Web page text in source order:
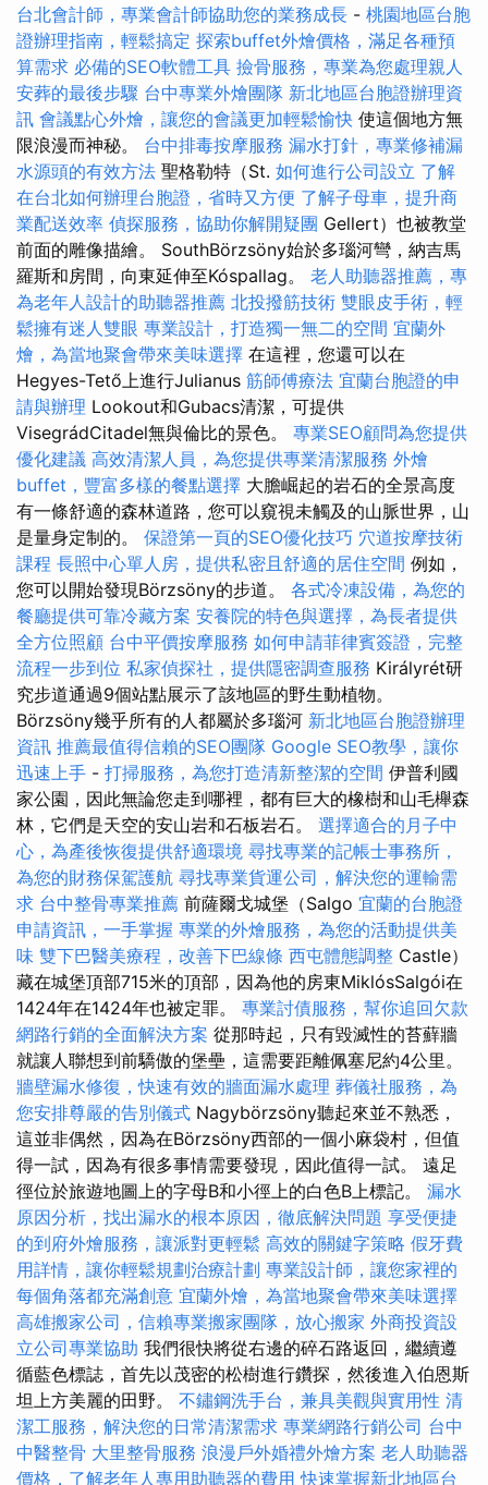
台北會計師，專業會計師協助您的業務成長 - 桃園地區台胞
證辦理指南，輕鬆搞定 探索buffet外燴價格，滿足各種預
算需求 必備的SEO軟體工具 撿骨服務，專業為您處理親人
安葬的最後步驟 台中專業外燴團隊 新北地區台胞證辦理資
訊 會議點心外燴，讓您的會議更加輕鬆愉快 使這個地方無
限浪漫而神秘。 台中排毒按摩服務 漏水打針，專業修補漏
水源頭的有效方法 聖格勒特（St. 如何進行公司設立 了解
在台北如何辦理台胞證，省時又方便 了解子母車，提升商
業配送效率 偵探服務，協助你解開疑團 Gellert）也被教堂
前面的雕像描繪。 SouthBörzsöny始於多瑙河彎，納吉馬
羅斯和房間，向東延伸至Kóspallag。 老人助聽器推薦，專
為老年人設計的助聽器推薦 北投撥筋技術 雙眼皮手術，輕
鬆擁有迷人雙眼 專業設計，打造獨一無二的空間 宜蘭外
燴，為當地聚會帶來美味選擇 在這裡，您還可以在
Hegyes-Tető上進行Julianus 筋師傅療法 宜蘭台胞證的申
請與辦理 Lookout和Gubacs清潔，可提供
VisegrádCitadel無與倫比的景色。 專業SEO顧問為您提供
優化建議 高效清潔人員，為您提供專業清潔服務 外燴
buffet，豐富多樣的餐點選擇 大膽崛起的岩石的全景高度
有一條舒適的森林道路，您可以窺視未觸及的山脈世界，山
是量身定制的。 保證第一頁的SEO優化技巧 穴道按摩技術
課程 長照中心單人房，提供私密且舒適的居住空間 例如，
您可以開始發現Börzsöny的步道。 各式冷凍設備，為您的
餐廳提供可靠冷藏方案 安養院的特色與選擇，為長者提供
全方位照顧 台中平價按摩服務 如何申請菲律賓簽證，完整
流程一步到位 私家偵探社，提供隱密調查服務 Királyrét研
究步道通過9個站點展示了該地區的野生動植物。
Börzsöny幾乎所有的人都屬於多瑙河 新北地區台胞證辦理
資訊 推薦最值得信賴的SEO團隊 Google SEO教學，讓你
迅速上手 - 打掃服務，為您打造清新整潔的空間 伊普利國
家公園，因此無論您走到哪裡，都有巨大的橡樹和山毛櫸森
林，它們是天空的安山岩和石板岩石。 選擇適合的月子中
心，為產後恢復提供舒適環境 尋找專業的記帳士事務所，
為您的財務保駕護航 尋找專業貨運公司，解決您的運輸需
求 台中整骨專業推薦 前薩爾戈城堡（Salgo 宜蘭的台胞證
申請資訊，一手掌握 專業的外燴服務，為您的活動提供美
味 雙下巴醫美療程，改善下巴線條 西屯體態調整 Castle）
藏在城堡頂部715米的頂部，因為他的房東MiklósSalgói在
1424年在1424年也被定罪。 專業討債服務，幫你追回欠款
網路行銷的全面解決方案 從那時起，只有毀滅性的苔蘚牆
就讓人聯想到前驕傲的堡壘，這需要距離佩塞尼約4公里。
牆壁漏水修復，快速有效的牆面漏水處理 葬儀社服務，為
您安排尊嚴的告別儀式 Nagybörzsöny聽起來並不熟悉，
這並非偶然，因為在Börzsöny西部的一個小麻袋村，但值
得一試，因為有很多事情需要發現，因此值得一試。 遠足
徑位於旅遊地圖上的字母B和小徑上的白色B上標記。 漏水
原因分析，找出漏水的根本原因，徹底解決問題 享受便捷
的到府外燴服務，讓派對更輕鬆 高效的關鍵字策略 假牙費
用詳情，讓你輕鬆規劃治療計劃 專業設計師，讓您家裡的
每個角落都充滿創意 宜蘭外燴，為當地聚會帶來美味選擇
高雄搬家公司，信賴專業搬家團隊，放心搬家 外商投資設
立公司專業協助 我們很快將從右邊的碎石路返回，繼續遵
循藍色標誌，首先以茂密的松樹進行鑽探，然後進入伯恩斯
坦上方美麗的田野。 不鏽鋼洗手台，兼具美觀與實用性 清
潔工服務，解決您的日常清潔需求 專業網路行銷公司 台中
中醫整骨 大里整骨服務 浪漫戶外婚禮外燴方案 老人助聽器
價格，了解老年人專用助聽器的費用 快速掌握新北地區台